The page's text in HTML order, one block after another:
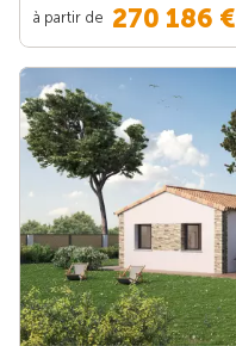
à partir de 270 186 €